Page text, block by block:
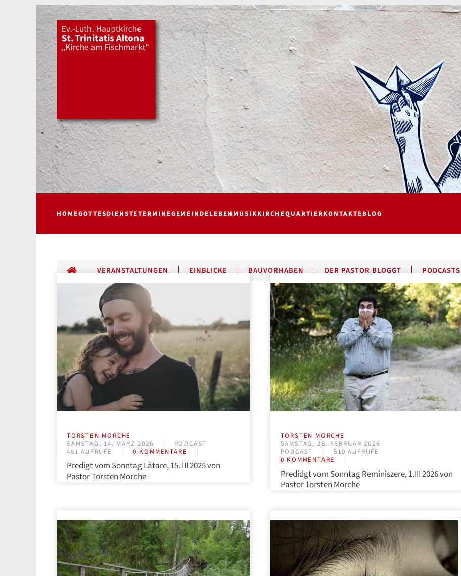
HOMEGOTTESDIENSTETERMINEGEMEINDELEBEN MUSIKKIRCHEQUARTIERKONTAKTEBLOG
ALLE BEITRÄGE
VERANSTALTUNGEN EINBLICKE BAUVORHABEN DER PASTOR BLOGGT PODCASTS
TORSTEN MORCHE
SAMSTAG, 14. MÄRZ 2026
PODCAST
481 AUFRUFE
0 KOMMENTARE
Predigt vom Sonntag Lätare, 15. III 2025 von
Pastor Torsten Morche
TORSTEN MORCHE
SAMSTAG, 28. FEBRUAR 2026
PODCAST
510 AUFRUFE
0 KOMMENTARE
Predidgt vom Sonntag Reminiszere, 1.III 2026 von
Pastor Torsten Morche